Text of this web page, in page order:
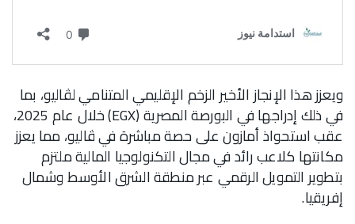
ويعزز هذا الإنجاز الأخير الزخم الإقليمي المتنامي لڤاليو، بما
في ذلك إدراجها في البورصة المصرية (EGX) خلال عام 2025،
عقب استحواذ أمازون على حصة مباشرة في ڤاليو، مما يعزز
مكانتها كلاعب رائد في مجال التكنولوجيا المالية ملتزم
بتطوير التمويل الرقمي عبر منطقة الشرق الأوسط وشمال
إفريقيا.